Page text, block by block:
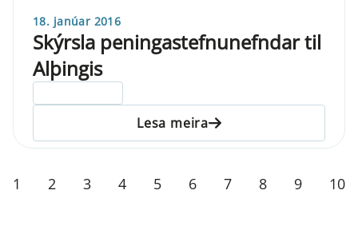
18. janúar 2016
Skýrsla peningastefnunefndar til
Alþingis
Lesa meira
1 2 3 4 5 6 7 8 9 10